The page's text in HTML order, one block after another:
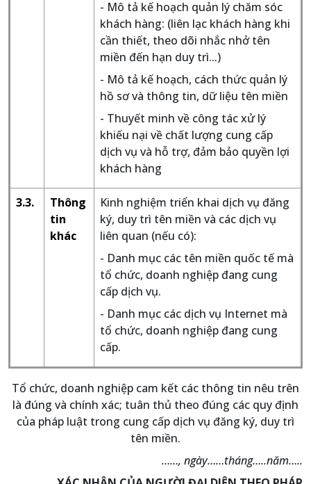
- Mô tả kế hoạch quản lý chăm sóc
khách hàng: (liên lạc khách hàng khi
cần thiết, theo dõi nhắc nhở tên
miền đến hạn duy trì...)
- Mô tả kế hoạch, cách thức quản lý
hồ sơ và thông tin, dữ liệu tên miền
- Thuyết minh về công tác xử lý
khiếu nại về chất lượng cung cấp
dịch vụ và hỗ trợ, đảm bảo quyền lợi
khách hàng
3.3.
Thông
tin
khác
Kinh nghiệm triển khai dịch vụ đăng
ký, duy trì tên miền và các dịch vụ
liên quan (nếu có):
- Danh mục các tên miền quốc tế mà
tổ chức, doanh nghiệp đang cung
cấp dịch vụ.
- Danh mục các dịch vụ Internet mà
tổ chức, doanh nghiệp đang cung
cấp.
Tổ chức, doanh nghiệp cam kết các thông tin nêu trên
là đúng và chính xác; tuân thủ theo đúng các quy định
của pháp luật trong cung cấp dịch vụ đăng ký, duy trì
tên miền.
……, ngày……tháng…..năm…..